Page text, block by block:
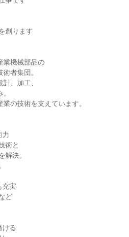
業機械部品の
者集団。
、加工、
の技術を支えています。
力
充実
ける